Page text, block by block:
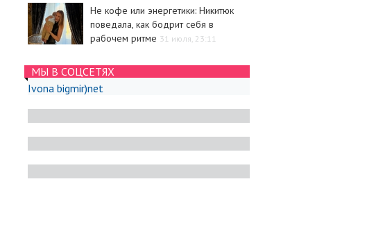
Не кофе или энергетики: Никитюк
поведала, как бодрит себя в
рабочем ритме 31 июля, 23:11
МЫ В СОЦСЕТЯХ
Ivona bigmir)net